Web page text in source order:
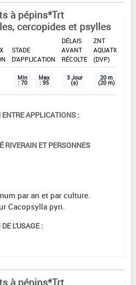
à pépins*Trt
cercopides et psylles
STADE
D'APPLICATION
DÉLAIS
AVANT
RÉCOLTE
ZNT
AQUATIQUE
(DVP)
Min
: 70
Max
: 95
3 Jour
(s)
20 m
(20 m)
APPLICATIONS :
RIVERAIN ET PERSONNES
par an et par culture.
Cacopsylla pyri.
L'USAGE :